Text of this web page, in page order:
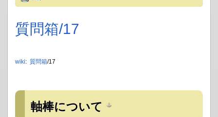
質問箱​/17
wiki: 質問箱/17
軸棒について